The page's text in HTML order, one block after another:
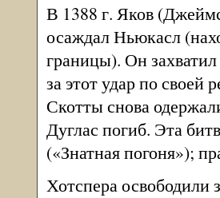
В 1388 г. Яков
осаждал Ньюкасл
границы). Он
за этот удар по своей
Скотты снова
Дуглас погиб. Эта
(«Знатная погоня»);
Хотспера освободили